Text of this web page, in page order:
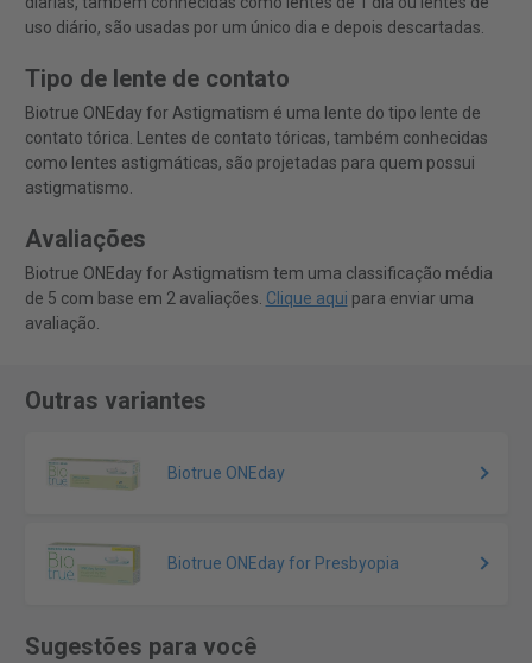
uso diário, são usadas por um único dia e depois descartadas.
Tipo de lente de contato
Biotrue ONEday for Astigmatism é uma lente do tipo lente de
contato tórica. Lentes de contato tóricas, também conhecidas
como lentes astigmáticas, são projetadas para quem possui
astigmatismo.
Avaliações
Biotrue ONEday for Astigmatism tem uma classificação média
de 5 com base em 2 avaliações. Clique aqui para enviar uma
avaliação.
Outras variantes
Biotrue ONEday
Biotrue ONEday for Presbyopia
Sugestões para você